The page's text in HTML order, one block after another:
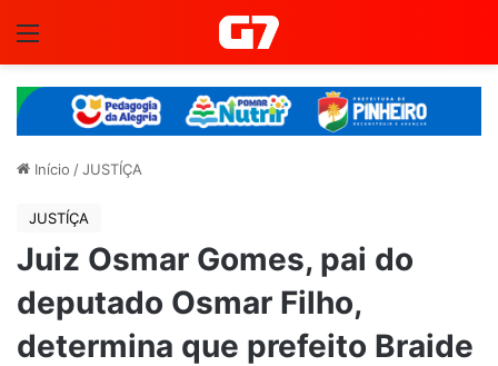
Início /JUSTÍÇA
JUSTÍÇA
Juiz Osmar Gomes, pai do
deputado Osmar Filho,
determina que prefeito Braide